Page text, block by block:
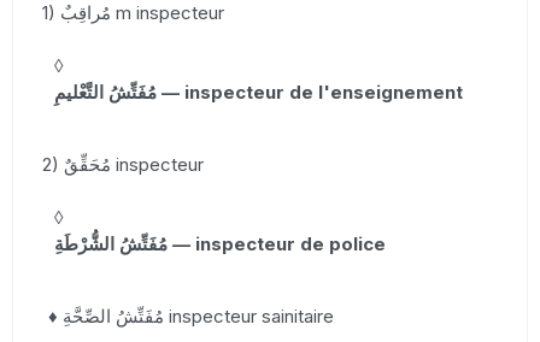
1) مُراقِبٌ m inspecteur
◊
مُفَتِّشُ التَّعْليمِ — inspecteur de l'enseignement
2) مُحَقِّقٌ inspecteur
◊
مُفَتِّشُ الشُّرْطَةِ — inspecteur de police
♦ مُفَتِّشُ الصِّحَّةِ inspecteur sainitaire